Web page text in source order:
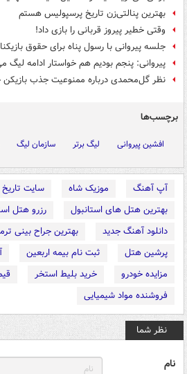
بهترین پنالتی‌زن تاریخ پرسپولیس هستم
وقتی خطیر پیروز قربانی را بازی داد!
جلسه پیروانی با رسول پناه برای حقوق
پیروانی: پنجم بودیم هم خواستار ادامه لیگ
نظر گل‌محمدی درباره ممنوعیت جذب بازیکن
برچسب‌ها
افشین پیروانی لیگ برتر سازمان لیگ
آپ آهنگ موزیک شاه
سایت تاریخ
بهترین هتل های استانبول
رزرو هتل
دانلود آهنگ جدید
بهترین جراح بینی
پرشین هتل
ثبت نام بیمه اربعین
مزایده خودرو
خرید بلیط استخر
فروشنده مواد شیمیایی
نظر شما
نام